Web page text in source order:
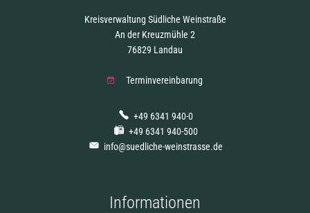
Kreisverwaltung Südliche Weinstraße
An der Kreuzmühle 2
76829 Landau
Terminvereinbarung
+49 6341 940-0
+49 6341 940-500
info@suedliche-weinstrasse.de
Informationen